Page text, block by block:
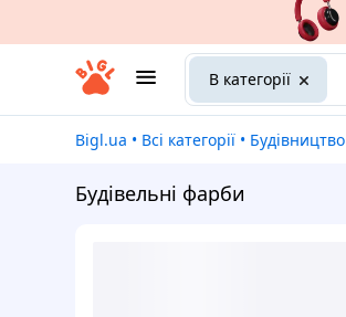
В категорії
Bigl.ua • Всі категорії • Будівництво
Будівельні фарби